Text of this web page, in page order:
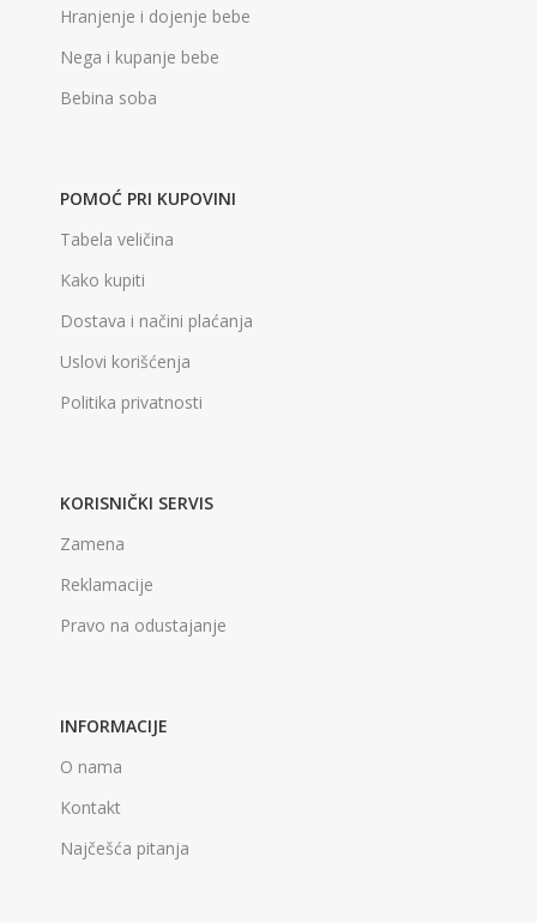
Hranjenje i dojenje bebe
Nega i kupanje bebe
Bebina soba
POMOĆ PRI KUPOVINI
Tabela veličina
Kako kupiti
Dostava i načini plaćanja
Uslovi korišćenja
Politika privatnosti
KORISNIČKI SERVIS
Zamena
Reklamacije
Pravo na odustajanje
INFORMACIJE
O nama
Kontakt
Najčešća pitanja